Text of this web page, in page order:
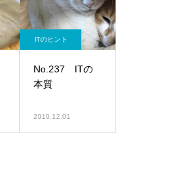
ITのヒント
No.237 ITの
本質
2019.12.01